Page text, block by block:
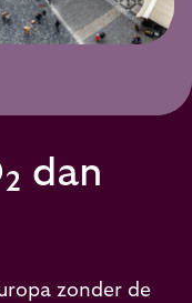
dan
zonder de